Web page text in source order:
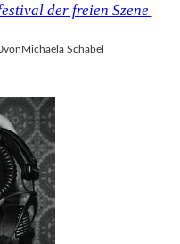
der freien Szene
vonMichaela Schabel